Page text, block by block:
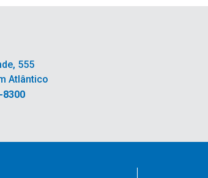
555
Atlântico
8300